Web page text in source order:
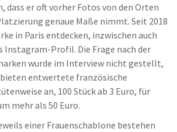
dass er oft vorher Fotos von den Orten
genaue Maße nimmt. Seit 2018
in Paris entdecken, inzwischen auch
Instagram-Profil. Die Frage nach der
wurde im Interview nicht gestellt,
entwertete französische
an, 100 Stück ab 3 Euro, für
mehr als 50 Euro.
einer Frauenschablone bestehen